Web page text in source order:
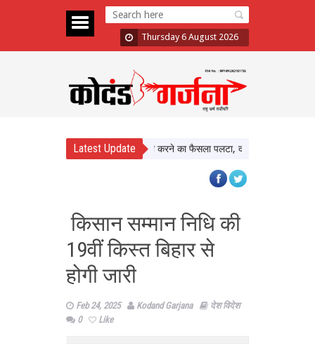
Thursday 6 August 2026
Latest Update
Case: Bombay HC ने बरी करने का फैसला पलटा, दोषी करार
किसान सम्मान निधि की
19वीं किस्त बिहार से
होगी जारी
Feb 24, 2025 Kodand Garjana
देश विदेश
0
Like